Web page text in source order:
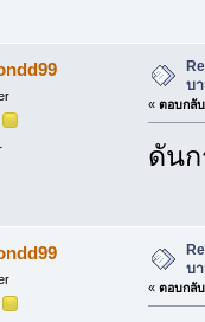
บ
« ตอบกลั
ดัน
บ
« ตอบกลั